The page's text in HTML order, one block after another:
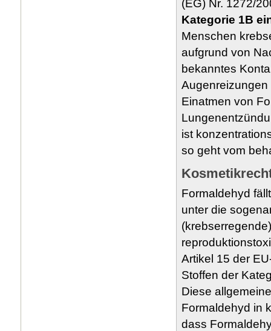
(EG) Nr. 1272/
Kategorie 1B
Menschen
aufgrund von
bekanntes
Einatmen von
ist
so geht vom
Formaldehyd
unter die
Artikel 15 der
Stoffen der
Diese
Formaldehyd in
dass